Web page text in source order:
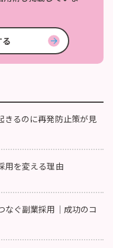
きるのに再発防止策が見
用を変える理由
なぐ副業採用｜成功のコ